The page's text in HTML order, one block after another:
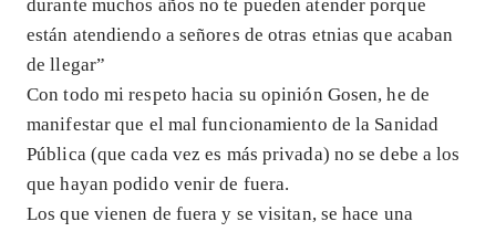
durante muchos años no te pueden atender porque
están atendiendo a señores de otras etnias que acaban
de llegar”
Con todo mi respeto hacia su opinión Gosen, he de
manifestar que el mal funcionamiento de la Sanidad
Pública (que cada vez es más privada) no se debe a los
que hayan podido venir de fuera.
Los que vienen de fuera y se visitan, se hace una